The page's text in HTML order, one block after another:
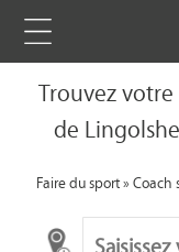
Trouvez
de
Faire du sport»Coach